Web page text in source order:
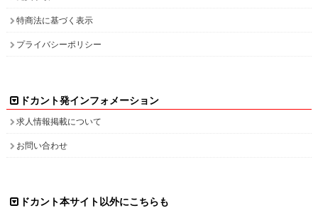
特商法に基づく表示
プライバシーポリシー
ドカント発インフォメーション
求人情報掲載について
お問い合わせ
ドカント本サイト以外にこちらも